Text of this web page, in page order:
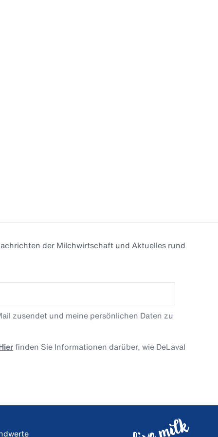
der Milchwirtschaft und Aktuelles rund
zusendet und meine persönlichen Daten zu
finden Sie Informationen darüber, wie DeLaval